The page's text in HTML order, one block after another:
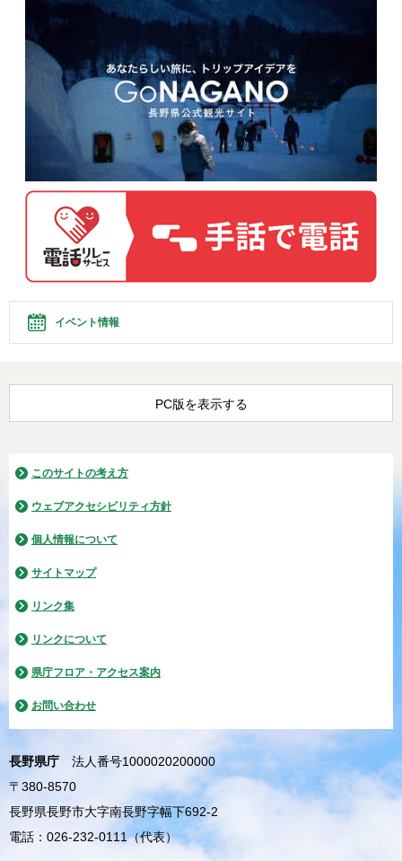
イベント情報
PC版を表示する
このサイトの考え方
ウェブアクセシビリティ方針
個人情報について
サイトマップ
リンク集
リンクについて
県庁フロア・アクセス案内
お問い合わせ
長野県庁
法人番号1000020200000
〒380-8570
長野県長野市大字南長野字幅下692-2
電話：026-232-0111（代表）